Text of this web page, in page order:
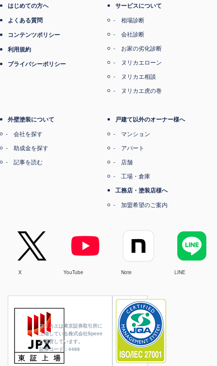
ヌリカエは東京証券取引所に
上場している株式会社Speee
が運営しています。
証券コード：4499
はじめての方へ
よくある質問
コンテンツポリシー
利用規約
プライバシーポリシー
サービスについて
相場診断
会社診断
お家の劣化診断
ヌリカエローン
ヌリカエ相談
ヌリカエ虎の巻
外壁塗装について
会社を探す
助成金を探す
記事を読む
戸建て以外のオーナー様へ
マンション
アパート
店舗
工場・倉庫
工務店・塗装店様へ
加盟希望のご案内
X YouTube Note LINE